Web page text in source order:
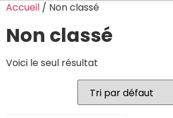
Accueil / Non classé
Non classé
Voici le seul résultat